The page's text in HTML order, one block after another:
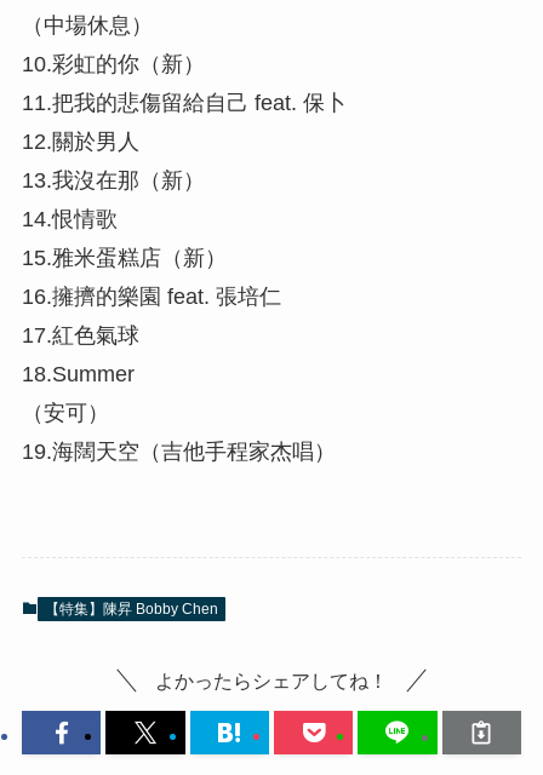
（中場休息）
10.彩虹的你（新）
11.把我的悲傷留給自己 feat. 保卜
12.關於男人
13.我沒在那（新）
14.恨情歌
15.雅米蛋糕店（新）
16.擁擠的樂園 feat. 張培仁
17.紅色氣球
18.Summer
（安可）
19.海闊天空（吉他手程家杰唱）
【特集】陳昇 Bobby Chen
よかったらシェアしてね！